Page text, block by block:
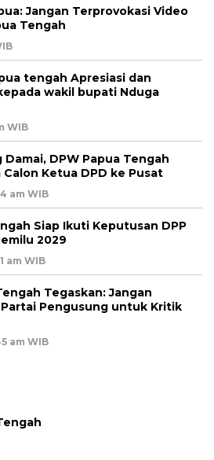
Jangan Terprovokasi Video
Tengah
tengah Apresiasi dan
wakil bupati Nduga
WIB
DPW Papua Tengah
Calon Ketua DPD ke Pusat
am WIB
Siap Ikuti Keputusan DPP
2029
am WIB
Tegaskan: Jangan
Pengusung untuk Kritik
am WIB